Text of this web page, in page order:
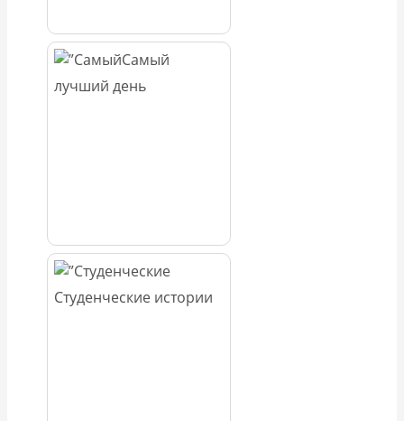
Самый
лучший день
Студенческие истории